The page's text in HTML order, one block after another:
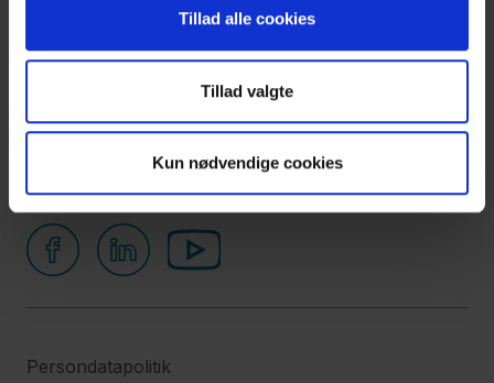
Tillad alle cookies
Tillad valgte
Kun nødvendige cookies
Contact
Følg os
Persondatapolitik